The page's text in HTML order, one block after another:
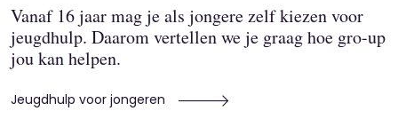
Vanaf 16 jaar mag je als jongere zelf kiezen voor
jeugdhulp. Daarom vertellen we je graag hoe gro-up
jou kan helpen.
Jeugdhulp voor jongeren